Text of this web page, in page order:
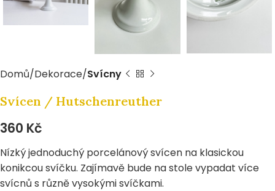
Domů Dekorace Svícny
Svícen / Hutschenreuther
360 Kč
Nízký jednoduchý porcelánový svícen na klasickou
konikcou svíčku. Zajímavě bude na stole vypadat více
svícnů s různě vysokými svíčkami.